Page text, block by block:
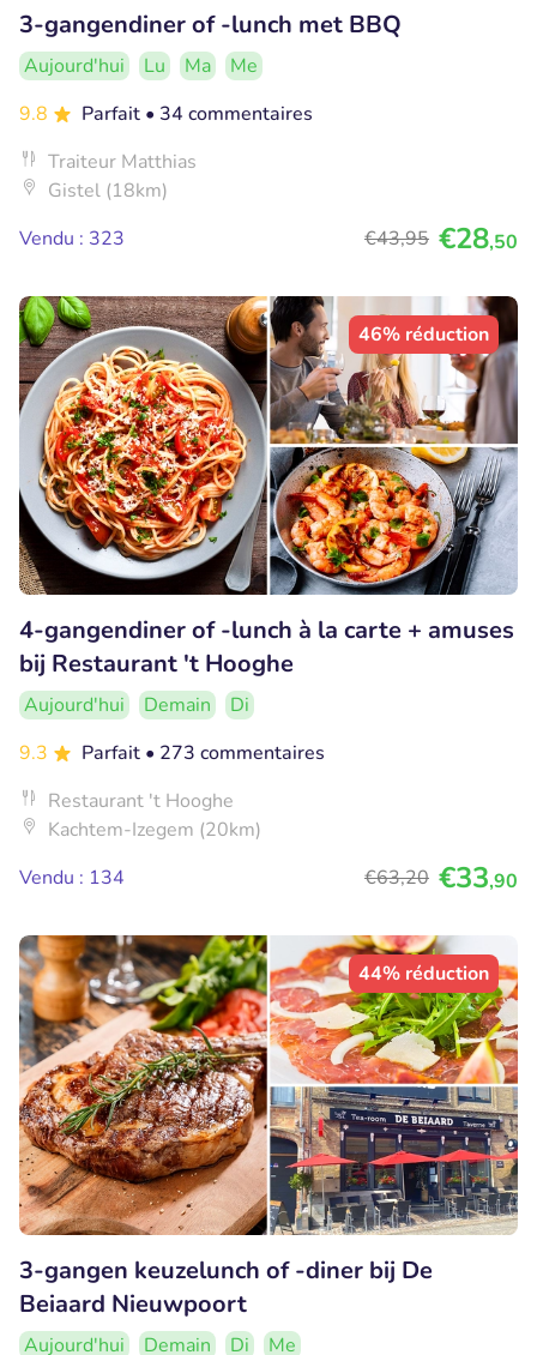
3-gangendiner of -lunch met BBQ
Aujourd'hui Lu Ma
Me
9.8
Parfait • 34 commentaires
Traiteur Matthias
Gistel (18km)
Vendu : 323
€43,95 €28,50
46% réduction
4-gangendiner of -lunch à la carte + amuses
bij Restaurant 't Hooghe
Aujourd'hui Demain
Di
9.3
Parfait • 273 commentaires
Restaurant 't Hooghe
Kachtem-Izegem (20km)
Vendu : 134
€63,20 €33,90
44% réduction
3-gangen keuzelunch of -diner bij De
Beiaard Nieuwpoort
Aujourd'hui Demain Di
Me